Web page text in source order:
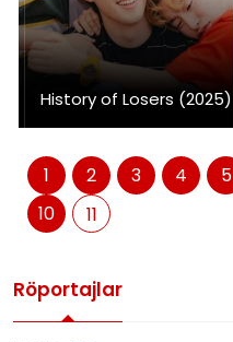
History of Losers (2025)
1 2 3 4 5
10
11
Röportajlar